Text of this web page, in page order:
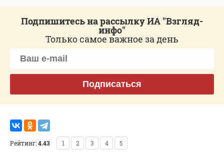
Подпишитесь на рассылку ИА "Взгляд-
инфо"
Только самое важное за день
Подписаться
Рейтинг:4.43 1 2 3 4 5